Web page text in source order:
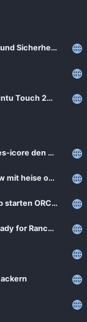
Arch Linux verliert langjährigen Entwickler und Sicherheitsexperten
UPDATE: Das erste Volla Phone hat mit Ubuntu Touch 24.04 vorerst noch keine Verschlüsselung der Benutzerdaten erhalten
14.000 Tickets pro Jahr: So organisiert imes-icore den globalen Support
TelefonSeelsorge Deutschland im Interview mit heise online: Vertrauen lässt sich nicht outsourcen
Eclipse Foundation und ORC Working Group starten ORC Learning Hub zur Vorbereitung auf den Cyber Resilience Act
OpenBao erhält die Zertifizierung „SUSE Ready for Rancher“